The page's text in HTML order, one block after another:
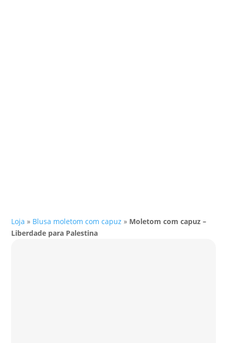
Loja » Blusa moletom com capuz » Moletom com capuz –
Liberdade para Palestina